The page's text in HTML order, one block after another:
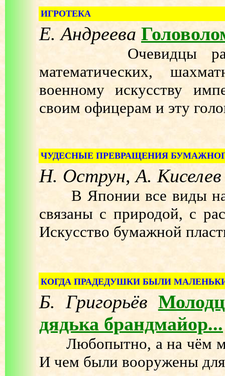
ИГРОТЕКА
Е. Андреева
Очевидцы
математических,
военному искусству
своим офицерам и эту
ЧУДЕСНЫЕ ПРЕВРАЩЕНИЯ
Н. Острун, А. Киселев
В Японии все виды
связаны с природой, с
Искусство бумажной
КОГДА ПРАДЕДУШКИ БЫЛИ
Б. Григорьёв
дядька брандмайор...
Любопытно, а на чём
И чем были вооружены для